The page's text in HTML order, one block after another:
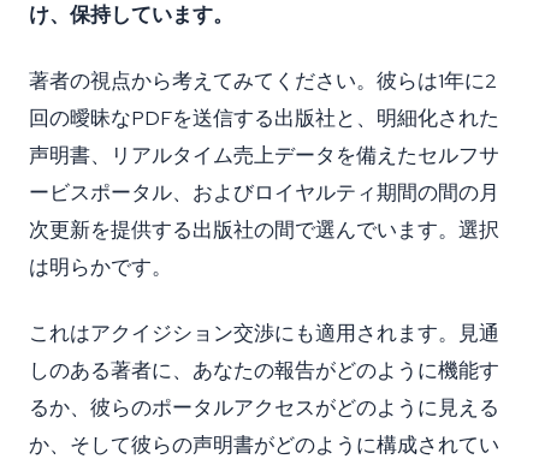
け、保持しています。
著者の視点から考えてみてください。彼らは1年に2
回の曖昧なPDFを送信する出版社と、明細化された
声明書、リアルタイム売上データを備えたセルフサ
ービスポータル、およびロイヤルティ期間の間の月
次更新を提供する出版社の間で選んでいます。選択
は明らかです。
これはアクイジション交渉にも適用されます。見通
しのある著者に、あなたの報告がどのように機能す
るか、彼らのポータルアクセスがどのように見える
か、そして彼らの声明書がどのように構成されてい